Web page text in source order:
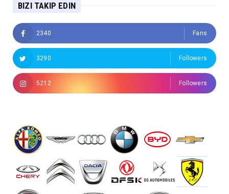
BIZI TAKIP EDIN
2340 Fans
3290 Followers
5212 Followers